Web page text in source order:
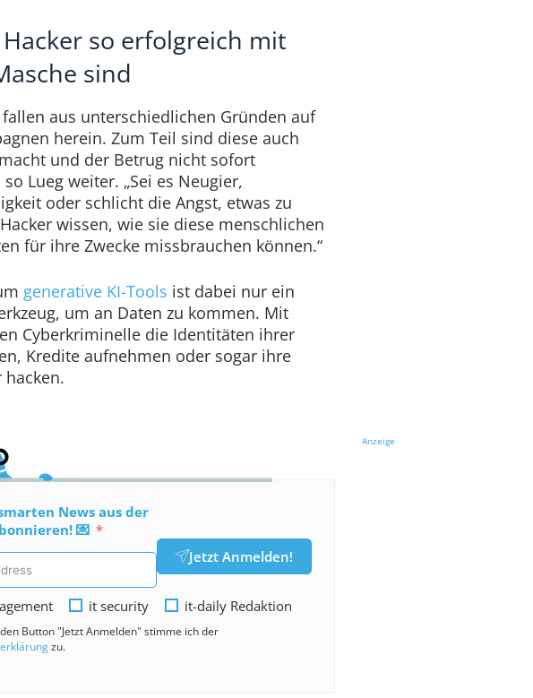
so erfolgreich mit
sind
fallen aus unterschiedlichen Gründen auf
herein. Zum Teil sind diese auch
und der Betrug nicht sofort
so Lueg weiter. „Sei es Neugier,
oder schlicht die Angst, etwas zu
wissen, wie sie diese menschlichen
für ihre Zwecke missbrauchen können.“
generative KI-Tools ist dabei nur ein
um an Daten zu kommen. Mit
Cyberkriminelle die Identitäten ihrer
Kredite aufnehmen oder sogar ihre
hacken.
News aus der
💌
Jetzt Anmelden!
it security it-daily Redaktion
Button "Jetzt Anmelden" stimme ich der
zu.
Anzeige